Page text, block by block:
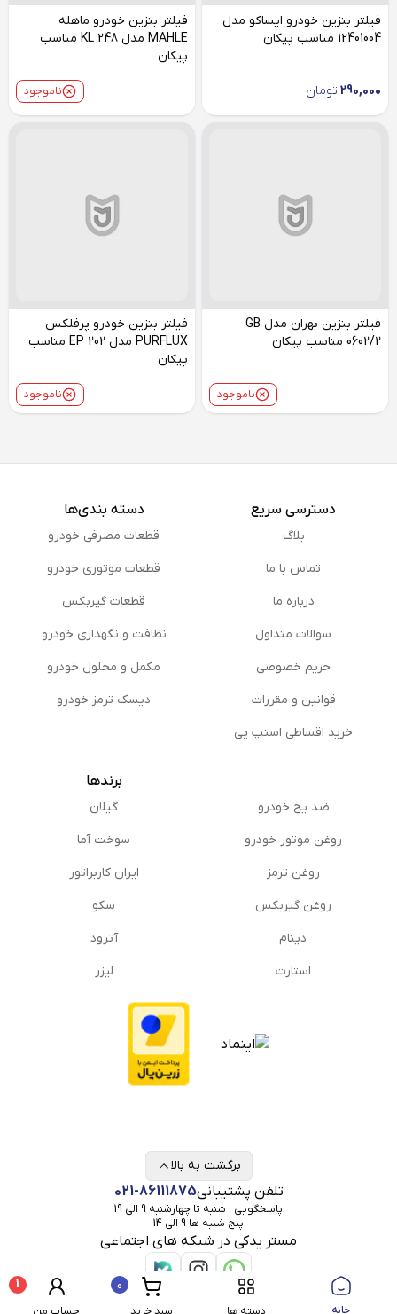
فیلتر بنزین خودرو ایساکو مدل
12401004 مناسب پیکان
290,000 تومان
فیلتر بنزین خودرو ماهله
MAHLE مدل KL 248 مناسب
پیکان
ناموجود
فیلتر بنزین بهران مدل GB
0602/2 مناسب پیکان
ناموجود
فیلتر بنزین خودرو پرفلکس
PURFLUX مدل EP 202 مناسب
پیکان
ناموجود
دسترسی سریع
بلاگ
تماس با ما
درباره ما
سوالات متداول
حریم خصوصی
قوانین و مقررات
خرید اقساطی اسنپ پی
دسته بندی‌ها
قطعات مصرفی خودرو
قطعات موتوری خودرو
قطعات گیربکس
نظافت و نگهداری خودرو
مكمل و محلول خودرو
دیسک ترمز خودرو
ضد یخ خودرو
روغن موتور خودرو
روغن ترمز
روغن گیربكس
دینام
استارت
برندها
گیلان
سوخت آما
ایران کاربراتور
سکو
آترود
لیزر
تلفن پشتیبانی021-86111875
پاسخگویی : شنبه تا چهارشنبه 9 الی 19
پنج شنبه ها 9 الی 14
مستر یدکی در شبکه های اجتماعی
برگشت به بالا
خانه
0
1